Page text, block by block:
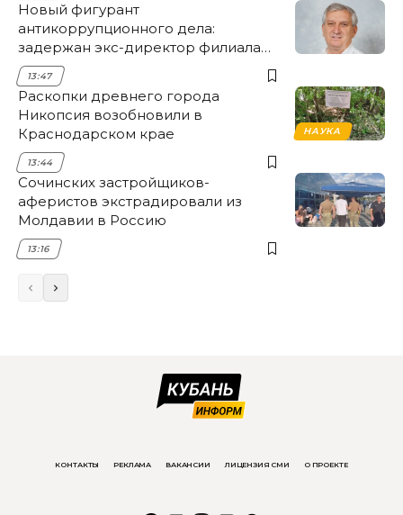
Новый фигурант
антикоррупционного дела:
задержан экс-директор филиала
НЭСК Крымска
13:47
НАУКА
Раскопки древнего города
Никопсия возобновили в
Краснодарском крае
13:44
Сочинских застройщиков-
аферистов экстрадировали из
Молдавии в Россию
13:16
КОНТАКТЫ РЕКЛАМА ВАКАНСИИ ЛИЦЕНЗИЯ СМИ О ПРОЕКТЕ